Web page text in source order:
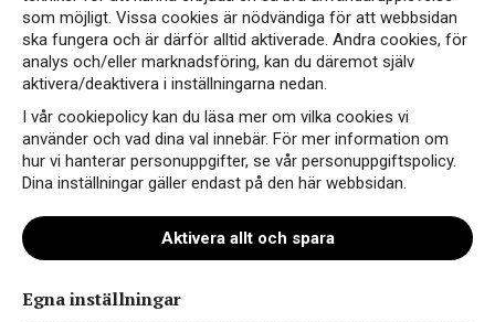
NYHET
som möjligt. Vissa cookies är nödvändiga för att webbsidan
ska fungera och är därför alltid aktiverade. Andra cookies, för
analys och/eller marknadsföring, kan du däremot själv
aktivera/deaktivera i inställningarna nedan.
I vår cookiepolicy kan du läsa mer om vilka cookies vi
använder och vad dina val innebär. För mer information om
hur vi hanterar personuppgifter, se vår personuppgiftspolicy.
Dina inställningar gäller endast på den här webbsidan.
Aktivera allt och spara
Egna inställningar